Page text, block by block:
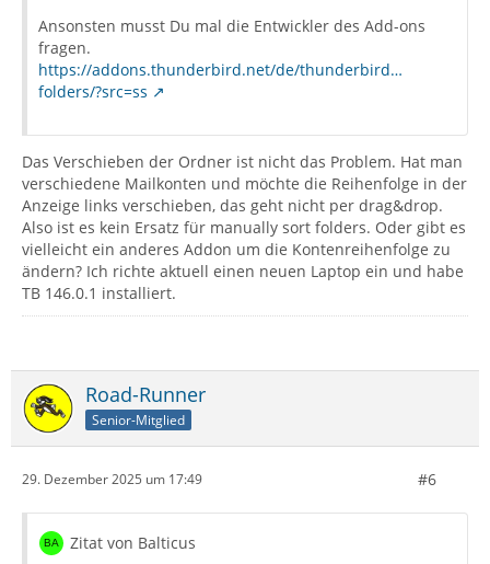
Ansonsten musst Du mal die Entwickler des Add-ons
fragen.
https://addons.thunderbird.net/de/thunderbird…
folders/?src=ss
Das Verschieben der Ordner ist nicht das Problem. Hat man
verschiedene Mailkonten und möchte die Reihenfolge in der
Anzeige links verschieben, das geht nicht per drag&drop.
Also ist es kein Ersatz für manually sort folders. Oder gibt es
vielleicht ein anderes Addon um die Kontenreihenfolge zu
ändern? Ich richte aktuell einen neuen Laptop ein und habe
TB 146.0.1 installiert.
Road-Runner
Senior-Mitglied
29. Dezember 2025 um 17:49 #6
Zitat von Balticus